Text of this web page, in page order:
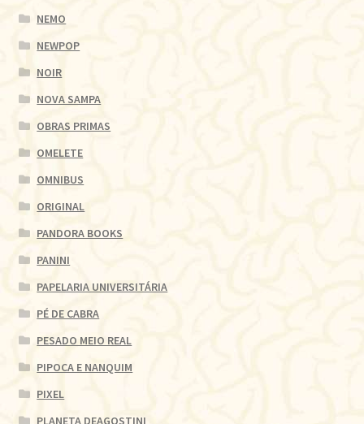
NEMO
NEWPOP
NOIR
NOVA SAMPA
OBRAS PRIMAS
OMELETE
OMNIBUS
ORIGINAL
PANDORA BOOKS
PANINI
PAPELARIA UNIVERSITÁRIA
PÉ DE CABRA
PESADO MEIO REAL
PIPOCA E NANQUIM
PIXEL
PLANETA DEAGOSTINI